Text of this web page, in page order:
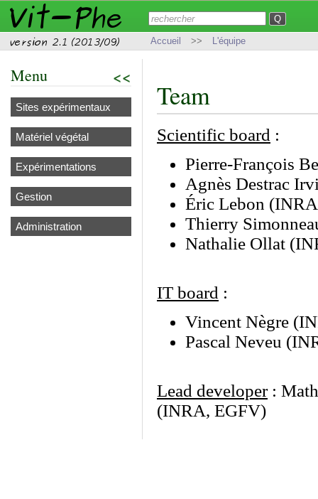
Accueil >> L'équipe
<<
Menu
Sites expérimentaux
Matériel végétal
Expérimentations
Gestion
Administration
Team
Scientific board :
Pierre-François
Agnès Destrac
Éric Lebon
Thierry
Nathalie Ollat
IT board :
Vincent Nègre
Pascal Neveu
Lead developer:
(INRA, EGFV)